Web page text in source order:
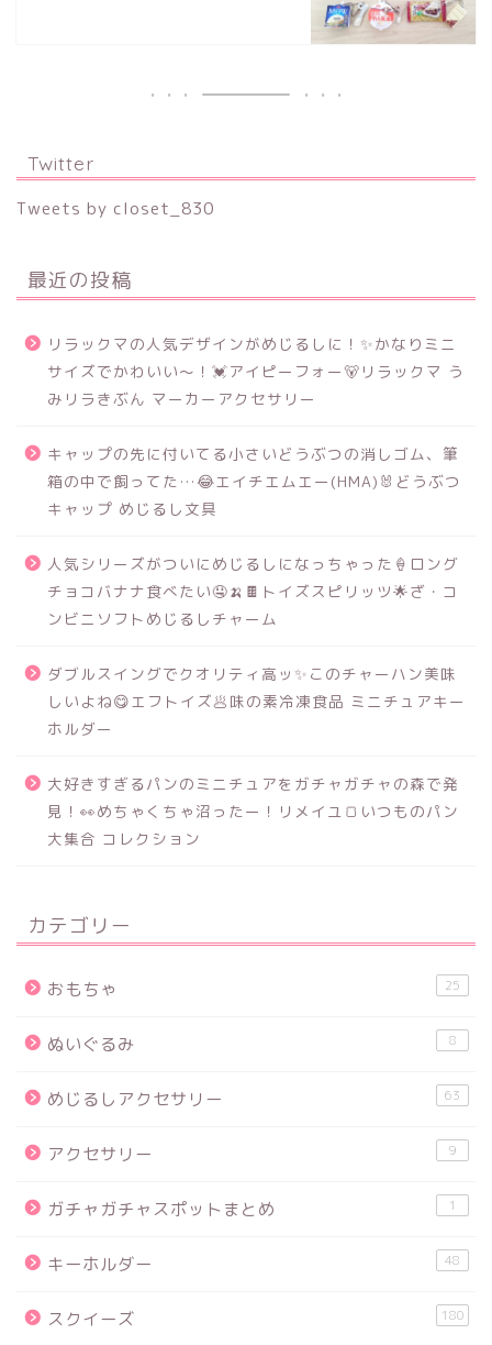
Twitter
Tweets by closet_830
最近の投稿
リラックマの人気デザインがめじるしに！✨かなりミニ
サイズでかわいい～！💓アイピーフォー🐻リラックマ う
みリラきぶん マーカーアクセサリー
キャップの先に付いてる小さいどうぶつの消しゴム、筆
箱の中で飼ってた…😂エイチエムエー(HMA)🐰どうぶつ
キャップ めじるし文具
人気シリーズがついにめじるしになっちゃった🍦ロング
チョコバナナ食べたい🤤🍌🍫トイズスピリッツ🌟ざ・コ
ンビニソフトめじるしチャーム
ダブルスイングでクオリティ高ッ✨このチャーハン美味
しいよね😋エフトイズ🥟味の素冷凍食品 ミニチュアキー
ホルダー
大好きすぎるパンのミニチュアをガチャガチャの森で発
見！👀めちゃくちゃ沼ったー！リメイユ🍞いつものパン
大集合 コレクション
カテゴリー
おもちゃ 25
ぬいぐるみ 8
めじるしアクセサリー 63
アクセサリー 9
ガチャガチャスポットまとめ 1
キーホルダー 48
スクイーズ 180